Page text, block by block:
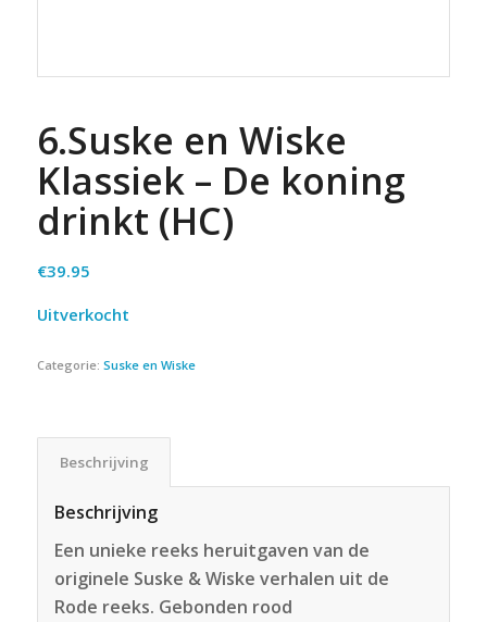
6.Suske en Wiske
Klassiek – De koning
drinkt (HC)
€39.95
Uitverkocht
Categorie: Suske en Wiske
Beschrijving
Beschrijving
Een unieke reeks heruitgaven van de
originele Suske & Wiske verhalen uit de
Rode reeks. Gebonden rood